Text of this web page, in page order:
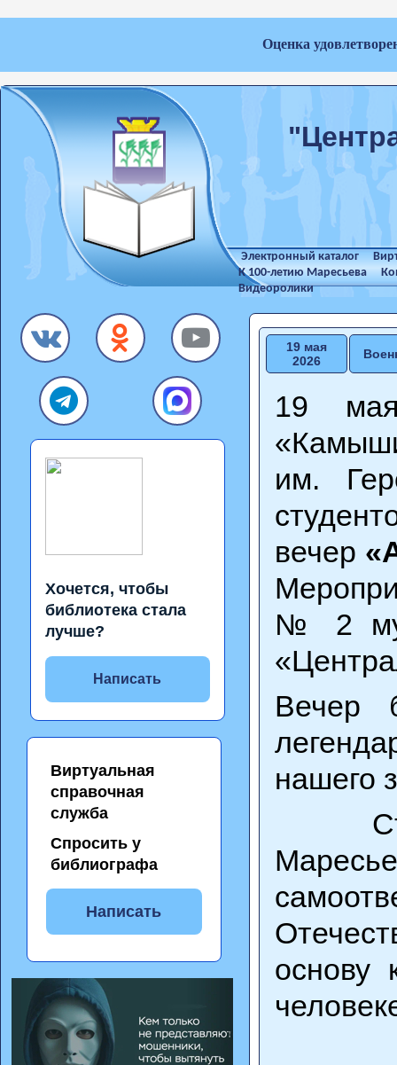
Оценка
Электронный каталог
К 100-летию Маресьева
Видеоролики
Хочется, чтобы
библиотека стала
лучше?
Написать
Виртуальная
справочная
служба
Спросить у
библиографа
Написать
19 мая
2026
19
им.
вечер
№ 2
Вечер
нашего
основу